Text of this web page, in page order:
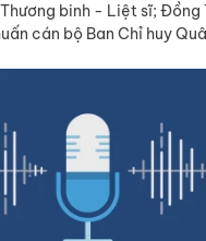
binh - Liệt sĩ; Đồng
cán bộ Ban Chỉ huy